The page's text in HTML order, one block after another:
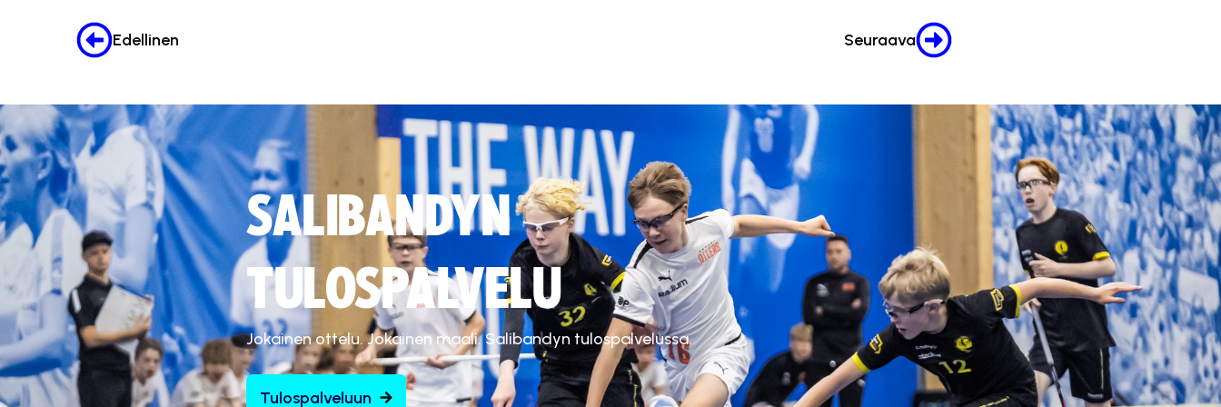
Edellinen Seuraava
SALIBANDYN
TULOSPALVELU
Jokainen ottelu. Jokainen maali. Salibandyn tulospalvelussa.
Tulospalveluun